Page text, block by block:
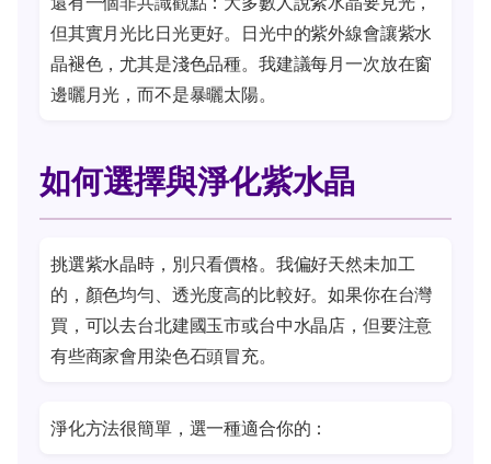
但其實月光比日光更好。日光中的紫外線會讓紫水
晶褪色，尤其是淺色品種。我建議每月一次放在窗
邊曬月光，而不是暴曬太陽。
如何選擇與淨化紫水晶
挑選紫水晶時，別只看價格。我偏好天然未加工
的，顏色均勻、透光度高的比較好。如果你在台灣
買，可以去台北建國玉市或台中水晶店，但要注意
有些商家會用染色石頭冒充。
淨化方法很簡單，選一種適合你的：